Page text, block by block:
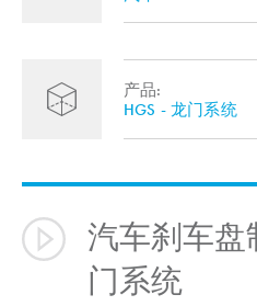
产品:
HGS - 龙门系统
汽车刹车盘
门系统